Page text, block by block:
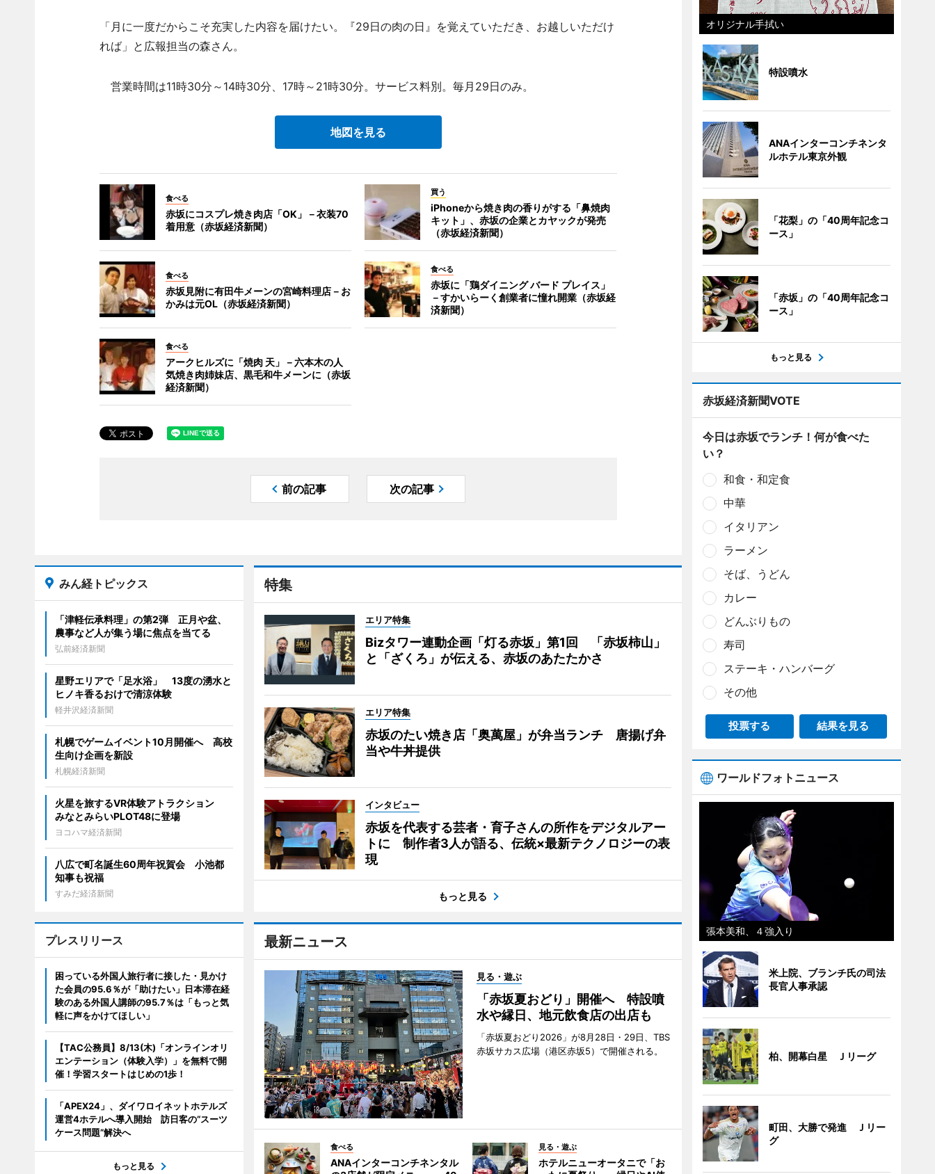
「月に一度だからこそ充実した内容を届けたい。『29日の肉の日』を覚えていただき、お越しいただけ
れば」と広報担当の森さん。
営業時間は11時30分～14時30分、17時～21時30分。サービス料別。毎月29日のみ。
地図を見る
食べる
赤坂にコスプレ焼き肉店「OK」－衣装70
着用意（赤坂経済新聞）
買う
iPhoneから焼き肉の香りがする「鼻焼肉
キット」、赤坂の企業とカヤックが発売
（赤坂経済新聞）
食べる
赤坂見附に有田牛メーンの宮崎料理店－お
かみは元OL（赤坂経済新聞）
食べる
赤坂に「鶏ダイニング バード プレイス」
－すかいらーく創業者に憧れ開業（赤坂経
済新聞）
食べる
アークヒルズに「焼肉 天」－六本木の人
気焼き肉姉妹店、黒毛和牛メーンに（赤坂
経済新聞）
前の記事 次の記事
特集
エリア特集
Bizタワー連動企画「灯る赤坂」第1回 「赤坂柿山」
と「ざくろ」が伝える、赤坂のあたたかさ
エリア特集
赤坂のたい焼き店「奥萬屋」が弁当ランチ 唐揚げ弁
当や牛丼提供
インタビュー
赤坂を代表する芸者・育子さんの所作をデジタルアー
トに 制作者3人が語る、伝統×最新テクノロジーの表
現
もっと見る
最新ニュース
見る・遊ぶ
「赤坂夏おどり」開催へ 特設噴
水や縁日、地元飲食店の出店も
「赤坂夏おどり2026」が8月28日・29日、TBS
赤坂サカス広場（港区赤坂5）で開催される。
食べる
ANAインターコンチネンタル
見る・遊ぶ
ホテルニューオータニで「お
みん経トピックス
「津軽伝承料理」の第2弾 正月や盆、
農事など人が集う場に焦点を当てる
弘前経済新聞
星野エリアで「足水浴」 13度の湧水と
ヒノキ香るおけで清涼体験
軽井沢経済新聞
札幌でゲームイベント10月開催へ 高校
生向け企画を新設
札幌経済新聞
火星を旅するVR体験アトラクション
みなとみらいPLOT48に登場
ヨコハマ経済新聞
八広で町名誕生60周年祝賀会 小池都
知事も祝福
すみだ経済新聞
プレスリリース
困っている外国人旅行者に接した・見かけ
た会員の95.6％が「助けたい」日本滞在経
験のある外国人講師の95.7％は「もっと気
軽に声をかけてほしい」
【TAC公務員】8/13(木)「オンラインオリ
エンテーション（体験入学）」を無料で開
催！学習スタートはじめの1歩！
「APEX24」、ダイワロイネットホテルズ
運営4ホテルへ導入開始 訪日客の“スーツ
ケース問題”解決へ
もっと見る
オリジナル手拭い
特設噴水
ANAインターコンチネンタ
ルホテル東京外観
「花梨」の「40周年記念コ
ース」
「赤坂」の「40周年記念コ
ース」
もっと見る
赤坂経済新聞VOTE
今日は赤坂でランチ！何が食べた
い？
和食・和定食
中華
イタリアン
ラーメン
そば、うどん
カレー
どんぶりもの
寿司
ステーキ・ハンバーグ
その他
投票する 結果を見る
ワールドフォトニュース
張本美和、４強入り
米上院、ブランチ氏の司法
長官人事承認
柏、開幕白星 Ｊリーグ
町田、大勝で発進 Ｊリー
グ